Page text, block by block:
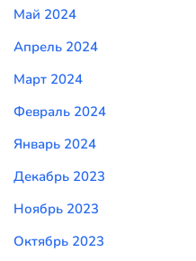
Май 2024
Апрель 2024
Март 2024
Февраль 2024
Январь 2024
Декабрь 2023
Ноябрь 2023
Октябрь 2023